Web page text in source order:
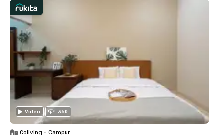
Video 360
Coliving • Campur